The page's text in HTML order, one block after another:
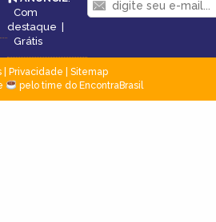
Com
destaque |
Grátis
| Privacidade
Sitemap
pelo time do EncontraBrasil